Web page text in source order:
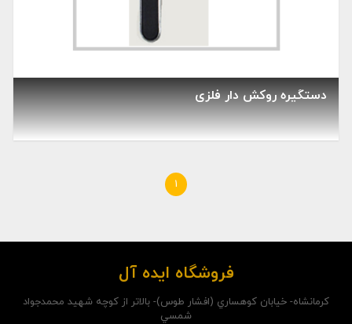
دستگیره روکش دار فلزی
1
فروشگاه ایده آل
کرمانشاه- خيابان کوهساري (افشار طوس)- بالاتر از کوچه شهيد محمدجواد
شمسي